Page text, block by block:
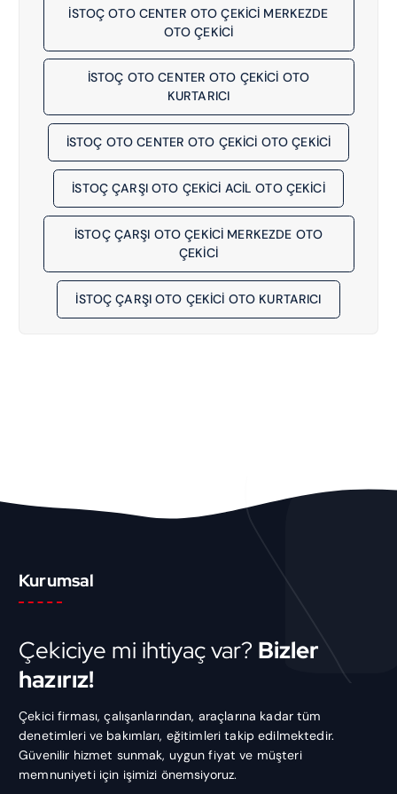
İSTOÇ OTO CENTER OTO ÇEKİCİ MERKEZDE
OTO ÇEKICI
İSTOÇ OTO CENTER OTO ÇEKİCİ OTO
KURTARICI
İSTOÇ OTO CENTER OTO ÇEKİCİ OTO ÇEKICI
İSTOÇ ÇARŞI OTO ÇEKİCİ ACIL OTO ÇEKICI
İSTOÇ ÇARŞI OTO ÇEKİCİ MERKEZDE OTO
ÇEKICI
İSTOÇ ÇARŞI OTO ÇEKİCİ OTO KURTARICI
Kurumsal
Çekiciye mi ihtiyaç var? Bizler
hazırız!
Çekici firması, çalışanlarından, araçlarına kadar tüm
denetimleri ve bakımları, eğitimleri takip edilmektedir.
Güvenilir hizmet sunmak, uygun fiyat ve müşteri
memnuniyeti için işimizi önemsiyoruz.